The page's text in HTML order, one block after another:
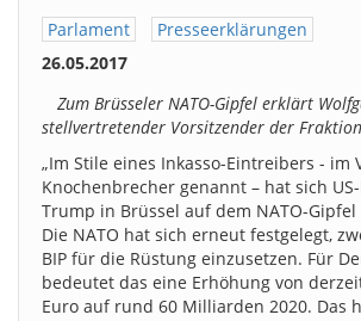
Parlament
Presseerklärungen
26.05.2017
Zum Brüsseler NATO-Gipfel erklärt
stellvertretender Vorsitzender der Fraktion
„Im Stile eines Inkasso-Eintreibers - im
Knochenbrecher genannt – hat sich
Trump in Brüssel auf dem NATO-
Die NATO hat sich erneut festgelegt,
BIP für die Rüstung einzusetzen. Für
bedeutet das eine Erhöhung von
Euro auf rund 60 Milliarden 2020. Das